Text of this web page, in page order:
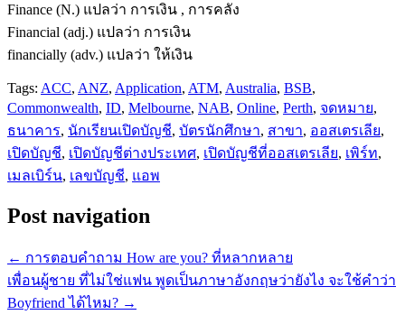
Finance (N.) แปลว่า การเงิน , การคลัง
Financial (adj.) แปลว่า การเงิน
financially (adv.) แปลว่า ให้เงิน
Tags: ACC, ANZ, Application, ATM, Australia, BSB,
Commonwealth, ID, Melbourne, NAB, Online, Perth, จดหมาย,
ธนาคาร, นักเรียนเปิดบัญชี, บัตรนักศึกษา, สาขา, ออสเตรเลีย,
เปิดบัญชี, เปิดบัญชีต่างประเทศ, เปิดบัญชีที่ออสเตรเลีย, เพิร์ท,
เมลเบิร์น, เลขบัญชี, แอพ
Post navigation
← การตอบคำถาม How are you? ที่หลากหลาย
เพื่อนผู้ชาย ที่ไม่ใช่แฟน พูดเป็นภาษาอังกฤษว่ายังไง จะใช้คำว่า
Boyfriend ได้ไหม? →